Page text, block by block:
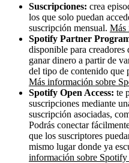
Suscripciones: crea
los que solo puedan
suscripción mensual. Más
Spotify Partner
disponible para creadores
ganar dinero a partir de
del tipo de contenido que
Más información sobre
Spotify Open Access: te
suscripciones mediante
suscripción asociadas,
Podrás conectar
que los suscriptores
mismo lugar donde ya
información sobre Spotify